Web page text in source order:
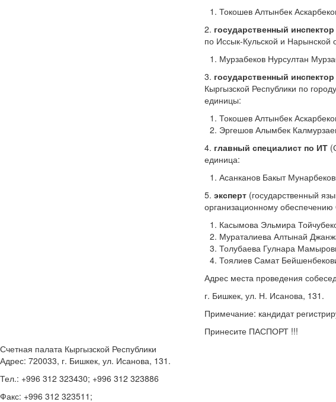
Токошев Алтынбек
2. государственный
по Иссык-Кульской и Нарынской
Мурзабеков Нурсултан
3. государственный
Кыргызской Республики
единицы:
Токошев Алтынбек
Эргешов Алымбек
4. главный специалистпо ИТ
единица:
Асанканов Бакыт
5. эксперт(государственный
организационному
Касымова Эльмира
Мураталиева Алтынай
Толубаева Гулнара
Тоялиев Самат
Адрес места проведения
г. Бишкек, ул. Н. Исанова, 131.
Примечание: кандидат
Принесите ПАСПОРТ !!!
Счетная палата Кыргызской Республики
Адрес: 720033, г. Бишкек, ул. Исанова, 131.
Тел.: +996 312 323430; +996 312 323886
Факс: +996 312 323511;